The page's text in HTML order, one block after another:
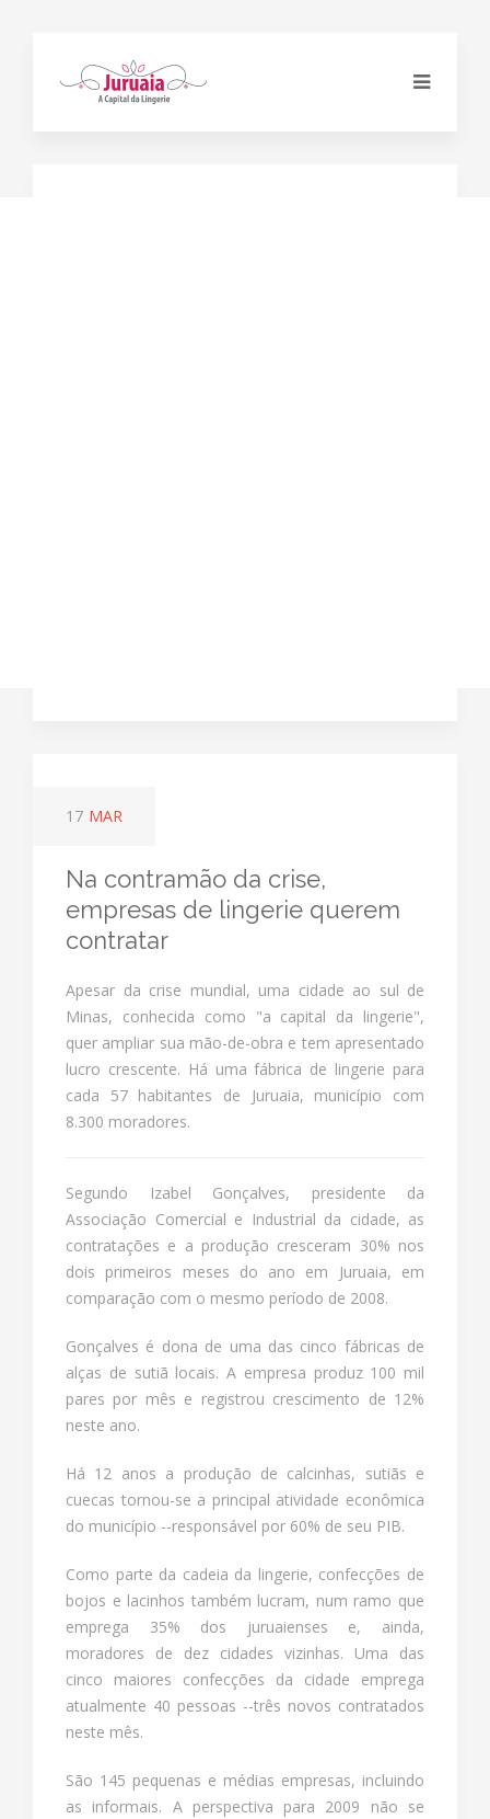
17 MAR
Na contramão da crise,
empresas de lingerie querem
contratar
Apesar da crise mundial, uma cidade ao sul de
Minas, conhecida como "a capital da lingerie",
quer ampliar sua mão-de-obra e tem apresentado
lucro crescente. Há uma fábrica de lingerie para
cada 57 habitantes de Juruaia, município com
8.300 moradores.
Segundo Izabel Gonçalves, presidente da
Associação Comercial e Industrial da cidade, as
contratações e a produção cresceram 30% nos
dois primeiros meses do ano em Juruaia, em
comparação com o mesmo período de 2008.
Gonçalves é dona de uma das cinco fábricas de
alças de sutiã locais. A empresa produz 100 mil
pares por mês e registrou crescimento de 12%
neste ano.
Há 12 anos a produção de calcinhas, sutiãs e
cuecas tornou-se a principal atividade econômica
do município --responsável por 60% de seu PIB.
Como parte da cadeia da lingerie, confecções de
bojos e lacinhos também lucram, num ramo que
emprega 35% dos juruaienses e, ainda,
moradores de dez cidades vizinhas. Uma das
cinco maiores confecções da cidade emprega
atualmente 40 pessoas --três novos contratados
neste mês.
São 145 pequenas e médias empresas, incluindo
as informais. A perspectiva para 2009 não se